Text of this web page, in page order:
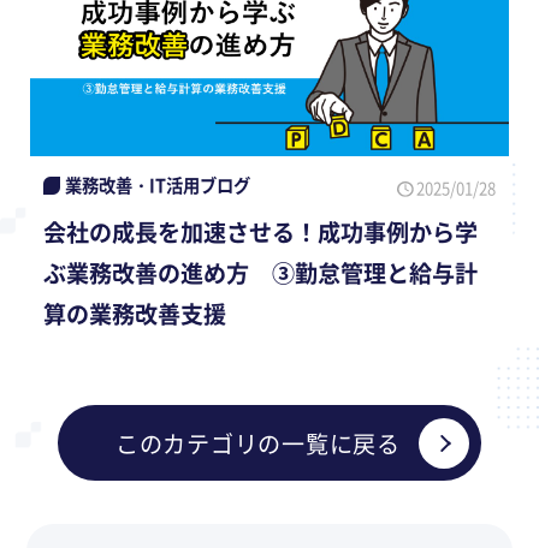
業務改善・IT活用ブログ 2025/01/28
会社の成長を加速させる！成功事例から学
ぶ業務改善の進め方 ③勤怠管理と給与計
算の業務改善支援
このカテゴリの一覧に戻る